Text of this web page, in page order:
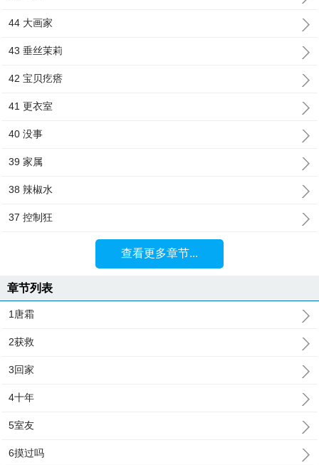
44 大画家
43 垂丝茉莉
42 宝贝疙瘩
41 更衣室
40 没事
39 家属
38 辣椒水
37 控制狂
查看更多章节...
章节列表
1唐霜
2获救
3回家
4十年
5室友
6摸过吗